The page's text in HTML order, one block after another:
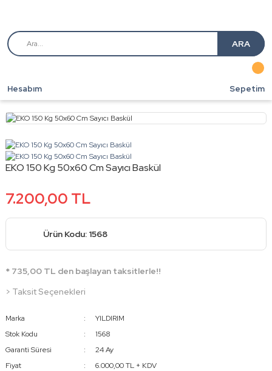
ARA
Hesabım Sepetim
EKO 150 Kg 50x60 Cm Sayıcı Baskül
7.200,00 TL
Ürün Kodu: 1568
* 735,00 TL den başlayan taksitlerle!!
> Taksit Seçenekleri
Marka
YILDIRIM
Stok Kodu
1568
Garanti Süresi
24 Ay
Fiyat
6.000,00 TL + KDV